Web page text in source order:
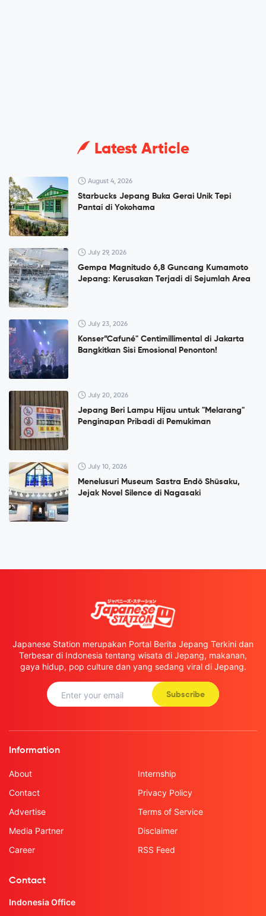
Latest Article
August 4, 2026
Starbucks Jepang Buka Gerai Unik Tepi
Pantai di Yokohama
July 29, 2026
Gempa Magnitudo 6,8 Guncang Kumamoto
Jepang: Kerusakan Terjadi di Sejumlah Area
July 23, 2026
Konser”Cafuné" Centimillimental di Jakarta
Bangkitkan Sisi Emosional Penonton!
July 20, 2026
Jepang Beri Lampu Hijau untuk "Melarang"
Penginapan Pribadi di Pemukiman
July 10, 2026
Menelusuri Museum Sastra Endō Shūsaku,
Jejak Novel Silence di Nagasaki
Japanese Station merupakan Portal Berita Jepang Terkini dan
Terbesar di Indonesia tentang wisata di Jepang, makanan,
gaya hidup, pop culture dan yang sedang viral di Jepang.
Subscribe
Information
About
Contact
Advertise
Media Partner
Career
Internship
Privacy Policy
Terms of Service
Disclaimer
RSS Feed
Contact
Indonesia Office